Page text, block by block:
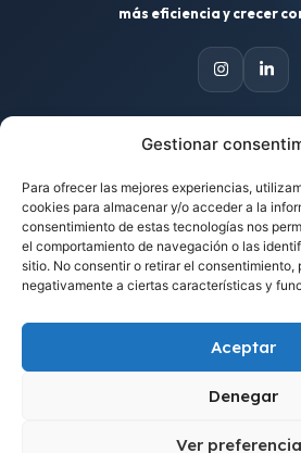
Gestionar
Para ofrecer las mejores experiencias,
cookies para almacenar y/o acceder a la
consentimiento de estas tecnologías nos
el comportamiento de navegación o las
sitio. No consentir o retirar el consentimiento,
negativamente a ciertas características y
Aceptar
Denegar
Ver
más eficiencia y crecer
CONTACTO
Escríbenos
hola@zinkindigital.es
Trabajamos desde Asturias
Proyectos para clientes de cualquier
Solicitar una propuesta